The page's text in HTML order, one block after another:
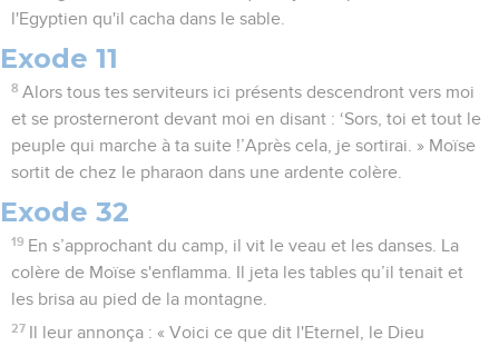
l'Egyptien qu'il cacha dans le sable.
Exode 11
8 Alors tous tes serviteurs ici présents descendront vers moi
et se prosterneront devant moi en disant : ‘Sors, toi et tout le
peuple qui marche à ta suite !’Après cela, je sortirai. » Moïse
sortit de chez le pharaon dans une ardente colère.
Exode 32
19 En s’approchant du camp, il vit le veau et les danses. La
colère de Moïse s'enflamma. Il jeta les tables qu’il tenait et
les brisa au pied de la montagne.
27
Il leur annonça : « Voici ce que dit l'Eternel, le Dieu